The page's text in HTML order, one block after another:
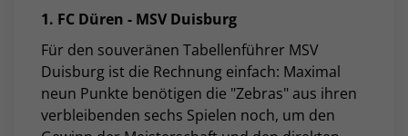
1. FC Düren - MSV Duisburg
Für den souveränen Tabellenführer MSV
Duisburg ist die Rechnung einfach: Maximal
neun Punkte benötigen die "Zebras" aus ihren
verbleibenden sechs Spielen noch, um den